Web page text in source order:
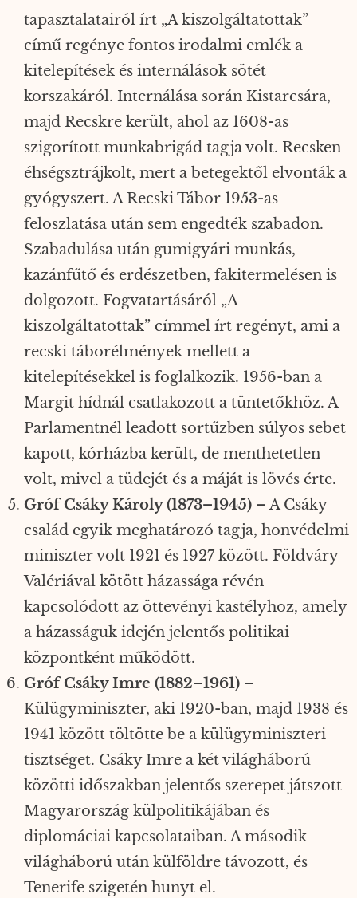
tapasztalatairól írt „A kiszolgáltatottak”
című regénye fontos irodalmi emlék a
kitelepítések és internálások sötét
korszakáról. Internálása során Kistarcsára,
majd Recskre került, ahol az 1608-as
szigorított munkabrigád tagja volt. Recsken
éhségsztrájkolt, mert a betegektől elvonták a
gyógyszert. A Recski Tábor 1953-as
feloszlatása után sem engedték szabadon.
Szabadulása után gumigyári munkás,
kazánfűtő és erdészetben, fakitermelésen is
dolgozott. Fogvatartásáról „A
kiszolgáltatottak” címmel írt regényt, ami a
recski táborélmények mellett a
kitelepítésekkel is foglalkozik. 1956-ban a
Margit hídnál csatlakozott a tüntetőkhöz. A
Parlamentnél leadott sortűzben súlyos sebet
kapott, kórházba került, de menthetetlen
volt, mivel a tüdejét és a máját is lövés érte.
Gróf Csáky Károly (1873–1945) – A Csáky
család egyik meghatározó tagja, honvédelmi
miniszter volt 1921 és 1927 között. Földváry
Valériával kötött házassága révén
kapcsolódott az öttevényi kastélyhoz, amely
a házasságuk idején jelentős politikai
központként működött.
Gróf Csáky Imre (1882–1961) –
Külügyminiszter, aki 1920-ban, majd 1938 és
1941 között töltötte be a külügyminiszteri
tisztséget. Csáky Imre a két világháború
közötti időszakban jelentős szerepet játszott
Magyarország külpolitikájában és
diplomáciai kapcsolataiban. A második
világháború után külföldre távozott, és
Tenerife szigetén hunyt el.